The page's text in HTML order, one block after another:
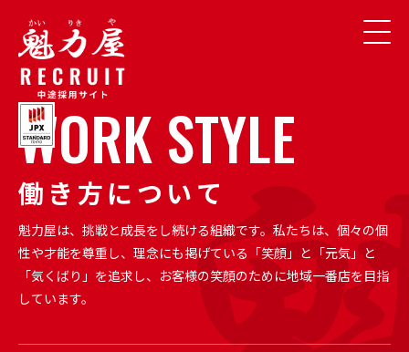
WORKSTYLE
働 き 方に つ い て
魁力屋は、挑戦と成長をし続ける組織です。私たちは、個々の個
性や才能を尊重し、理念にも掲げている「笑顔」と「元気」と
「気くばり」を追求し、 お客様の笑顔のために地域一番店を目指
しています。